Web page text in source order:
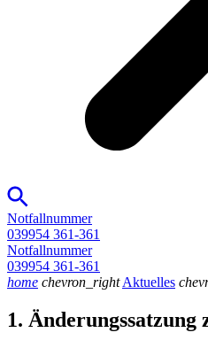
Notfallnummer
039954 361-361
Notfallnummer
039954 361-361
home chevron_right Aktuelles
1. Änderungssatzung